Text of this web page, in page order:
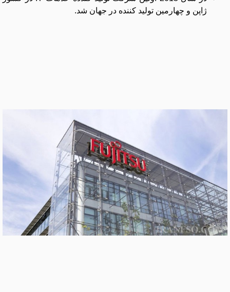
ژاپن و چهارمین تولید کننده در جهان شد.